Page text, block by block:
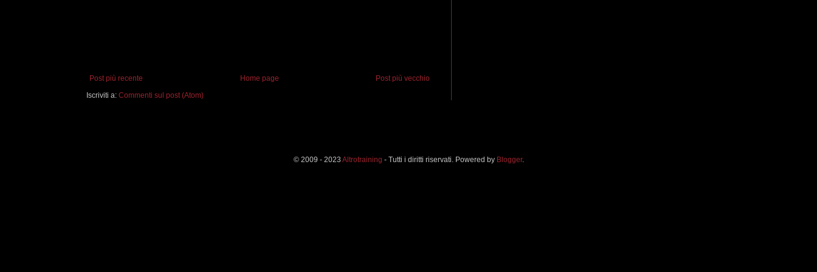
Post più recente Post più vecchio
Home page
Iscriviti a: Commenti sul post (Atom)
© 2009 - 2023 Altrotraining - Tutti i diritti riservati. Powered by Blogger.